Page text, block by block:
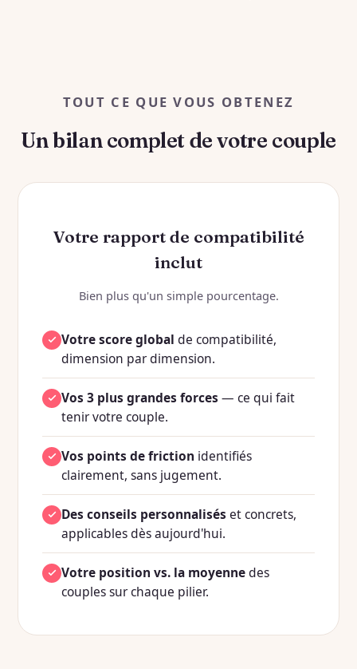
TOUT CE QUE VOUS OBTENEZ
Un bilan complet de votre couple
Votre rapport de compatibilité
inclut
Bien plus qu'un simple pourcentage.
Votre score global de compatibilité,
dimension par dimension.
Vos 3 plus grandes forces — ce qui fait
tenir votre couple.
Vos points de friction identifiés
clairement, sans jugement.
Des conseils personnalisés et concrets,
applicables dès aujourd'hui.
Votre position vs. la moyennedes
couples sur chaque pilier.